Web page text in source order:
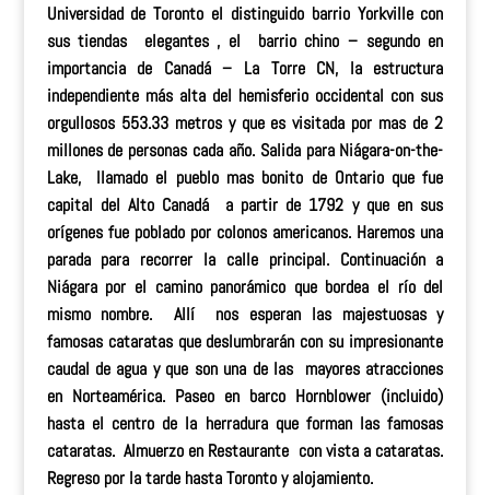
Universidad de Toronto el distinguido barrio Yorkville con
sus tiendas elegantes , el barrio chino – segundo en
importancia de Canadá – La Torre CN, la estructura
independiente más alta del hemisferio occidental con sus
orgullosos 553.33 metros y que es visitada por mas de 2
millones de personas cada año. Salida para Niágara-on-the-
Lake, llamado el pueblo mas bonito de Ontario que fue
capital del Alto Canadá a partir de 1792 y que en sus
orígenes fue poblado por colonos americanos. Haremos una
parada para recorrer la calle principal. Continuación a
Niágara por el camino panorámico que bordea el río del
mismo nombre. Allí nos esperan las majestuosas y
famosas cataratas que deslumbrarán con su impresionante
caudal de agua y que son una de las mayores atracciones
en Norteamérica. Paseo en barco Hornblower (incluido)
hasta el centro de la herradura que forman las famosas
cataratas. Almuerzo en Restaurante con vista a cataratas.
Regreso por la tarde hasta Toronto y alojamiento.